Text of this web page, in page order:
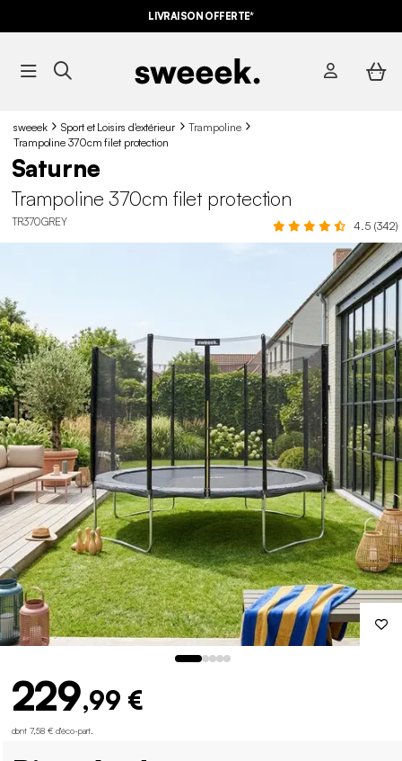
LIVRAISON OFFERTE*
sweeek Sport et Loisirs d'extérieur
Trampoline
Trampoline 370cm filet protection
Saturne
Trampoline 370cm filet protection
TR370GREY 4.5 (342)
229,99 €
dont 7,58 € d'éco-part